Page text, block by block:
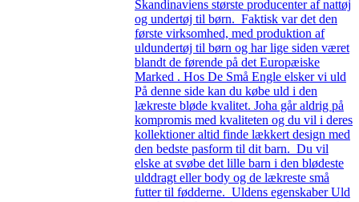
Skandinaviens største producenter af nattøj
og undertøj til børn. Faktisk var det den
første virksomhed, med produktion af
uldundertøj til børn og har lige siden været
blandt de førende på det Europæiske
Marked . Hos De Små Engle elsker vi uld
På denne side kan du købe uld i den
lækreste bløde kvalitet. Joha går aldrig på
kompromis med kvaliteten og du vil i deres
kollektioner altid finde lækkert design med
den bedste pasform til dit barn. Du vil
elske at svøbe det lille barn i den blødeste
ulddragt eller body og de lækreste små
futter til fødderne. Uldens egenskaber Uld